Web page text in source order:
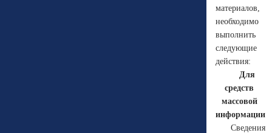
материалов,
необходимо
выполнить
следующие
действия:
Для
средств
массовой
информации
Сведения